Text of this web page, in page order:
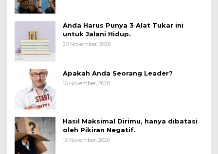
Anda Harus Punya 3 Alat Tukar ini
untuk Jalani Hidup.
20 November, 2020
Apakah Anda Seorang Leader?
16 November, 2020
Hasil Maksimal Dirimu, hanya dibatasi
oleh Pikiran Negatif.
16 November, 2020